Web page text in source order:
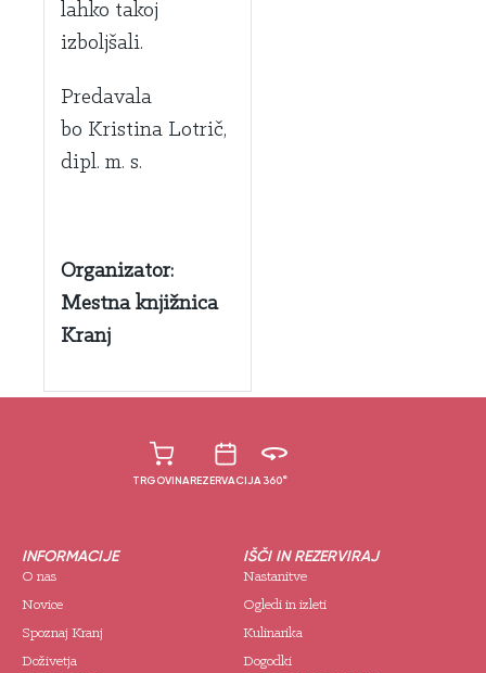
lahko takoj
izboljšali.
Predavala
bo Kristina Lotrič,
dipl. m. s.
Organizator:
Mestna knjižnica
Kranj
TRGOVINAREZERVACIJA360°
INFORMACIJE
O nas
Novice
Spoznaj Kranj
Doživetja
IŠČI IN REZERVIRAJ
Nastanitve
Ogledi in izleti
Kulinarika
Dogodki